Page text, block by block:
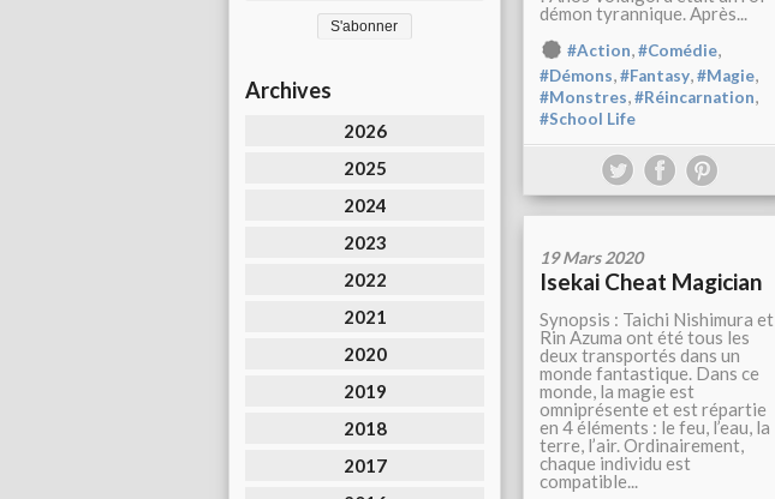
Archives
2026
2025
2024
2023
2022
2021
2020
2019
2018
2017
démon tyrannique. Après...
#Action,#Comédie,
#Démons,#Fantasy,#Magie,
#Monstres,#Réincarnation,
#School Life
19 Mars 2020
Isekai Cheat Magician
Synopsis : Taichi Nishimura et
Rin Azuma ont été tous les
deux transportés dans un
monde fantastique. Dans ce
monde, la magie est
omniprésente et est répartie
en 4 éléments : le feu, l’eau, la
terre, l’air. Ordinairement,
chaque individu est
compatible...